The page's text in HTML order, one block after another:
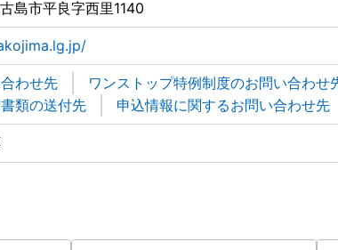
島市平良字西里1140
わせ先
ワンストップ特例制度のお問い合わせ
類の送付先
申込情報に関するお問い合わせ先